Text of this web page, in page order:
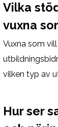
Vilka
vuxna
Vuxna som
vilken typ av
Hur ser